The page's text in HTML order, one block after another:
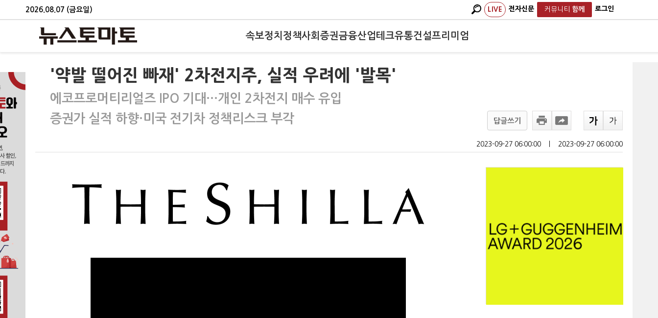
2026.08.07 (금요일) LIVE 전자신문 커뮤니티 함께 로그인
속보정치 정책사회 증권금융산업테크유통건설프리미엄
'약발 떨어진 빠재' 2차전지주, 실적 우려에 '발목'
에코프로머티리얼즈 IPO 기대…개인 2차전지 매수 유입
증권가 실적 하향·미국 전기차 정책리스크 부각
답글쓰기
2023-09-27 06:00:00 2023-09-27 06:00:00